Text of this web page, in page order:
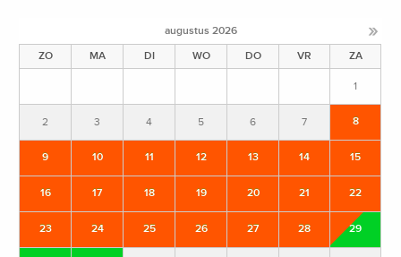
»
augustus 2026
ZO
MA DI WO DO VR ZA
1
2 3 4 5 6 7 8
9 10 11 12 13 14 15
16 17 18 19 20 21 22
23 24 25 26 27 28 29